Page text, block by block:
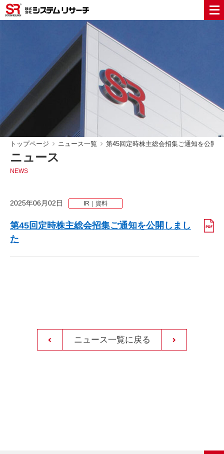
トップページ ニュース一覧 第45回定時株主総会招集ご通知を公開
ニュース
NEWS
2025年06月02日 IR｜資料
第45回定時株主総会招集ご通知を公開しまし
た
ニュース一覧に戻る